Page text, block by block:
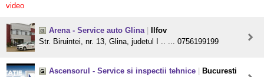
video
Arena - Service auto Glina
Ilfov
Str. Biruintei, nr. 13, Glina, judetul I .. ... 0756199199
Ascensorul - Service si inspectii tehnice
Bucuresti